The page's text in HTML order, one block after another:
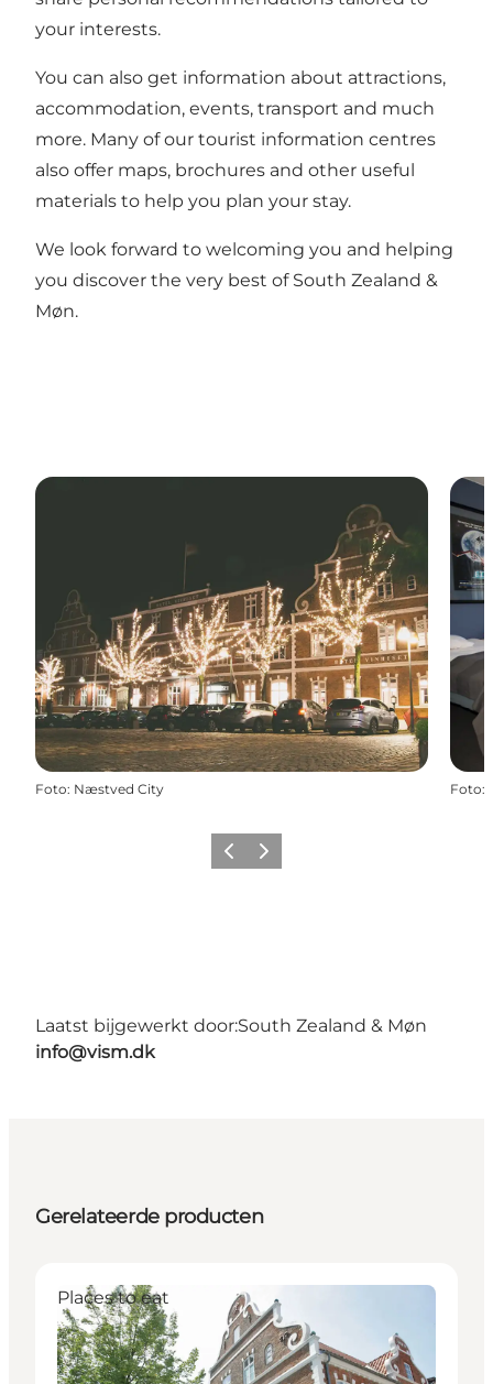
your interests.
You can also get information about attractions,
accommodation, events, transport and much
more. Many of our tourist information centres
also offer maps, brochures and other useful
materials to help you plan your stay.
We look forward to welcoming you and helping
you discover the very best of South Zealand &
Møn.
Foto: Næstved City Foto:
Vorige Volgende
Laatst bijgewerkt door:South Zealand & Møn
info@vism.dk
Gerelateerde producten
Places to eat